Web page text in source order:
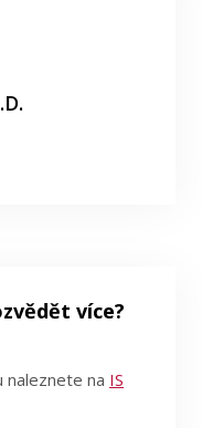
více?
na IS